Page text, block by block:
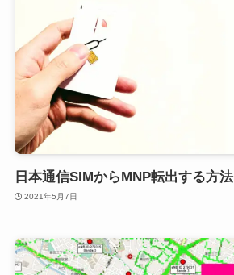
日本通信SIMからMNP転出する方法
2021年5月7日